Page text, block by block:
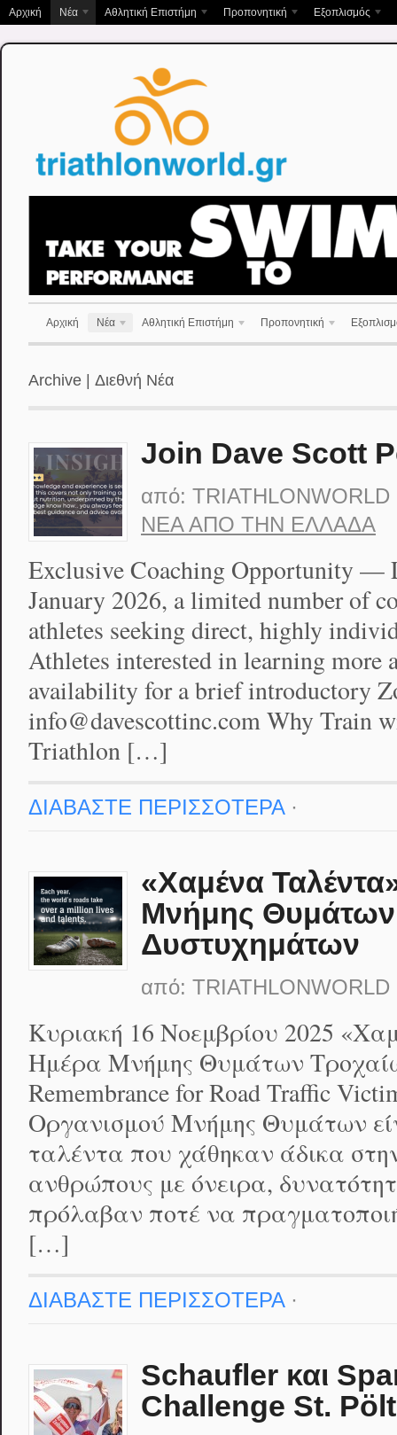
Αρχική Νέα Αθλητική Επιστήμη Προπονητική Εξοπλισμός
Αρχική Νέα Αθλητική Επιστήμη Προπονητική
Archive | Διεθνή Νέα
Join Dave Scott
από: TRIATHLONWORLD
ΝΈΑ ΑΠΟ ΤΗΝ ΕΛΛΆΔΑ
Exclusive Coaching Opportunity —
January 2026, a limited number of
athletes seeking direct, highly
Athletes interested in learning more
availability for a brief introductory
info@davescottinc.com Why Train
Triathlon […]
ΔΙΑΒΑΣΤΕ ΠΕΡΙΣΣΟΤΕΡΑ·
«Χαμένα
Μνήμης
Δυστυχημάτων
από: TRIATHLONWORLD
Κυριακή 16 Νοεμβρίου 2025
Ημέρα Μνήμης Θυμάτων
Remembrance for Road Traffic
Οργανισμού Μνήμης Θυμάτων
ταλέντα που χάθηκαν άδικα
ανθρώπους με όνειρα,
πρόλαβαν ποτέ να
[…]
ΔΙΑΒΑΣΤΕ ΠΕΡΙΣΣΟΤΕΡΑ·
Schaufler και
Challenge St.